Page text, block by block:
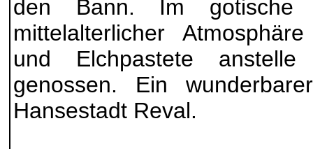
den Bann. Im gotische
mittelalterlicher
und Elchpastete anstelle
genossen. Ein
Hansestadt Reval.